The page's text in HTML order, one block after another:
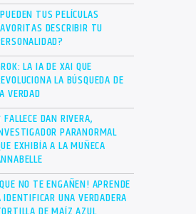
TUS PELÍCULAS
DESCRIBIR TU
LA IA DE XAI QUE
LA BÚSQUEDA DE
VERDAD
DAN RIVERA,
PARANORMAL
EXHIBÍA A LA MUÑECA
NO TE ENGAÑEN! APRENDE
IDENTIFICAR UNA VERDADERA